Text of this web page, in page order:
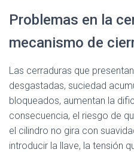
Problemas en la
mecanismo de
Las cerraduras que
desgastadas, suciedad
bloqueados, aumentan la
consecuencia, el riesgo de
el cilindro no gira con
introducir la llave, la tensión